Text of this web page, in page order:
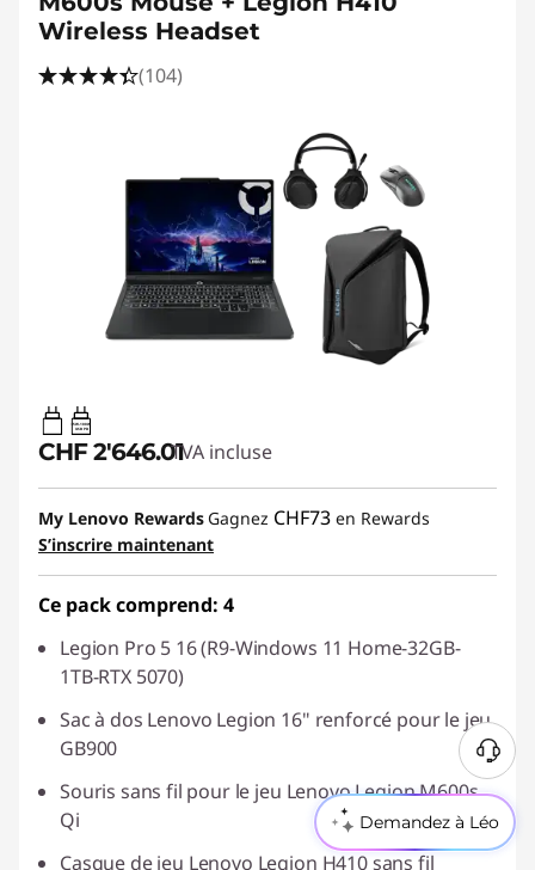
Demandez à Léo
Wireless Headset
(104)
65W-100W
USB PD
CHF 2'646.01TVA incluse
My Lenovo Rewards Gagnez CHF73 en Rewards
S’inscrire maintenant
Ce pack comprend: 4
Legion Pro 5 16 (R9-Windows 11 Home-32GB-
1TB-RTX 5070)
Sac à dos Lenovo Legion 16" renforcé pour le jeu
GB900
Souris sans fil pour le jeu Lenovo Legion M600s
Qi
Casque de jeu Lenovo Legion H410 sans fil